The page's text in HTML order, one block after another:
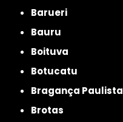
Barueri
Bauru
Boituva
Botucatu
Bragança Paulista
Brotas